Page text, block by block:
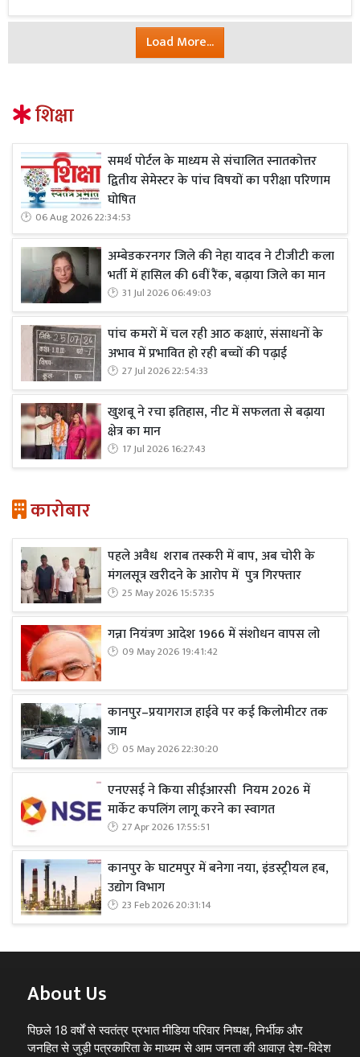
Load More...
शिक्षा
समर्थ पोर्टल के माध्यम से संचालित स्नातकोत्तर
द्वितीय सेमेस्टर के पांच विषयों का परीक्षा परिणाम
घोषित
06 Aug 2026 22:34:53
अम्बेडकरनगर जिले की नेहा यादव ने टीजीटी कला
भर्ती में हासिल की 6वीं रैंक, बढ़ाया जिले का मान
31 Jul 2026 06:49:03
पांच कमरों में चल रही आठ कक्षाएं, संसाधनों के
अभाव में प्रभावित हो रही बच्चों की पढ़ाई
27 Jul 2026 22:54:33
खुशबू ने रचा इतिहास, नीट में सफलता से बढ़ाया
क्षेत्र का मान
17 Jul 2026 16:27:43
कारोबार
पहले अवैध शराब तस्करी में बाप, अब चोरी के
मंगलसूत्र खरीदने के आरोप में पुत्र गिरफ्तार
25 May 2026 15:57:35
गन्ना नियंत्रण आदेश 1966 में संशोधन वापस लो
09 May 2026 19:41:42
कानपुर–प्रयागराज हाईवे पर कई किलोमीटर तक
जाम
05 May 2026 22:30:20
एनएसई ने किया सीईआरसी नियम 2026 में
मार्केट कपलिंग लागू करने का स्वागत
27 Apr 2026 17:55:51
कानपुर के घाटमपुर में बनेगा नया, इंडस्ट्रीयल हब,
उद्योग विभाग
23 Feb 2026 20:31:14
About Us
पिछले 18 वर्षों से स्वतंत्र प्रभात मीडिया परिवार निष्पक्ष, निर्भीक और
जनहित से जुड़ी पत्रकारिता के माध्यम से आम जनता की आवाज़ देश-विदेश